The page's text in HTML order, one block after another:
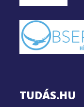
TUDÁS.HU